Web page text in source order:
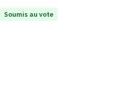
Soumis au vote